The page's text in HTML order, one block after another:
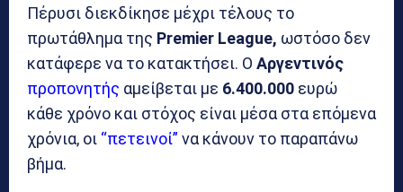
Πέρυσι διεκδίκησε μέχρι τέλους το
πρωτάθλημα της Premier League, ωστόσο δεν
κατάφερε να το κατακτήσει. Ο Αργεντινός
προπονητής αμείβεται με 6.400.000 ευρώ
κάθε χρόνο και στόχος είναι μέσα στα επόμενα
χρόνια, οι “πετεινοί” να κάνουν το παραπάνω
βήμα.